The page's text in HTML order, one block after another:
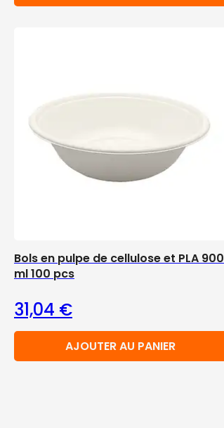
Bols en pulpe de cellulose et PLA 900
ml 100 pcs
31,04 €
AJOUTER AU PANIER